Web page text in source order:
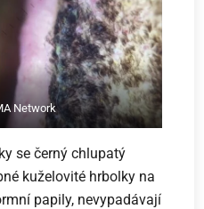
Network
se černý chlupatý
kuželovité hrbolky na
papily, nevypadávají